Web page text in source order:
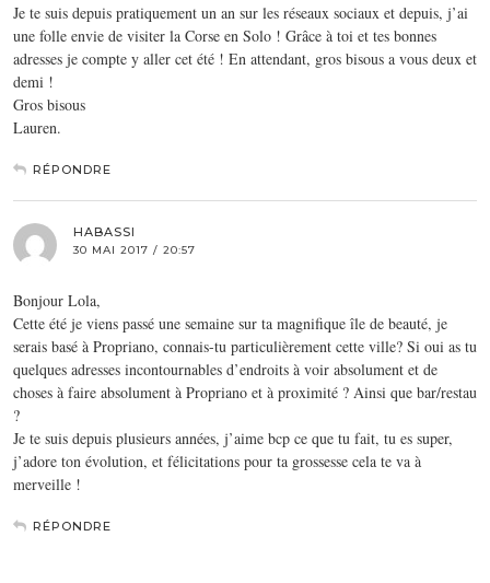
Je te suis depuis pratiquement un an sur les réseaux sociaux et depuis, j’ai
une folle envie de visiter la Corse en Solo ! Grâce à toi et tes bonnes
adresses je compte y aller cet été ! En attendant, gros bisous a vous deux et
demi !
Gros bisous
Lauren.
RÉPONDRE
HABASSI
30 MAI 2017 / 20:57
Bonjour Lola,
Cette été je viens passé une semaine sur ta magnifique île de beauté, je
serais basé à Propriano, connais-tu particulièrement cette ville? Si oui as tu
quelques adresses incontournables d’endroits à voir absolument et de
choses à faire absolument à Propriano et à proximité ? Ainsi que bar/restau
?
Je te suis depuis plusieurs années, j’aime bcp ce que tu fait, tu es super,
j’adore ton évolution, et félicitations pour ta grossesse cela te va à
merveille !
RÉPONDRE